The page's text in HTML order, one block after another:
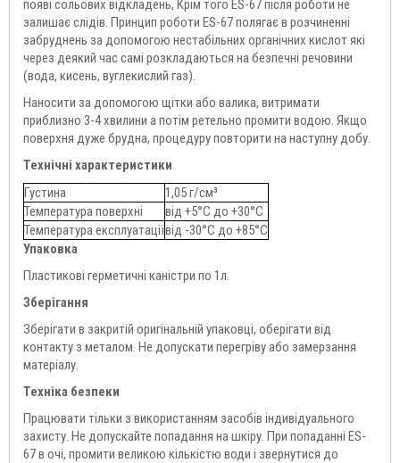
появі сольових відкладень, Крім того ES-67 після роботи не
залишає слідів. Принцип роботи ES-67 полягає в розчиненні
забруднень за допомогою нестабільних органічних кислот які
через деякий час самі розкладаються на безпечні речовини
(вода, кисень, вуглекислий газ).
Наносити за допомогою щітки або валика, витримати
приблизно 3-4 хвилини а потім ретельно промити водою. Якщо
поверхня дуже брудна, процедуру повторити на наступну добу.
Технічні характеристики
Густина
1,05 г/см³
Температура поверхні
від +5°С до +30°С
Температура експлуатаціївід -30°С до +85°С
Упаковка
Пластикові герметичні каністри по 1л.
Зберігання
Зберігати в закритій оригінальній упаковці, оберігати від
контакту з металом. Не допускати перегріву або замерзання
матеріалу.
Техніка безпеки
Працювати тільки з використанням засобів індивідуального
захисту. Не допускайте попадання на шкіру. При попаданні ES-
67 в очі, промити великою кількістю води і звернутися до